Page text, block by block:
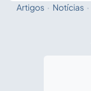
Artigos · Notícias ·